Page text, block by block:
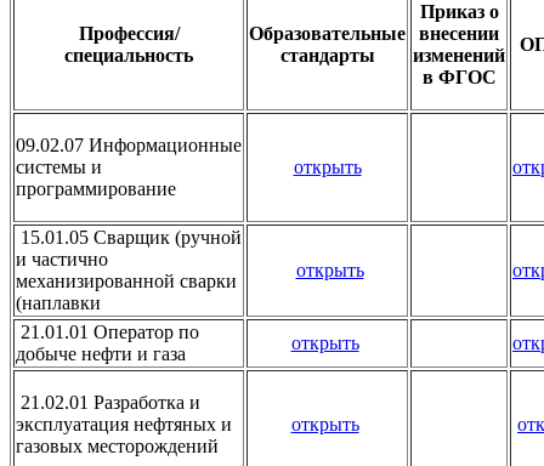
Профессия/
специальность
Образовательные
стандарты
Приказ о
внесении
изменений
в ФГОС
09.02.07 Информационные
системы и
программирование
открыть
15.01.05 Сварщик (ручной
и частично
механизированной сварки
(наплавки
открыть
21.01.01 Оператор по
добыче нефти и газа
открыть
21.02.01 Разработка и
эксплуатация нефтяных и
газовых месторождений
открыть